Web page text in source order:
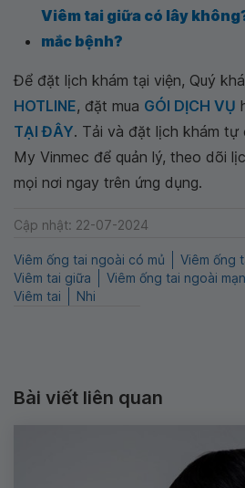
Viêm tai giữa có lây
mắc bệnh?
Để đặt lịch khám tại viện, Quý
HOTLINE, đặt mua GÓI DỊCH VỤ
TẠI ĐÂY. Tải và đặt lịch khám tự
My Vinmec để quản lý, theo dõi
mọi nơi ngay trên ứng dụng.
Cập nhật: 22-07-2024
Viêm ống tai ngoài có mủ
Viêm ống
Viêm tai giữa
Viêm ống tai ngoài
Viêm tai
Nhi
Bài viết liên quan